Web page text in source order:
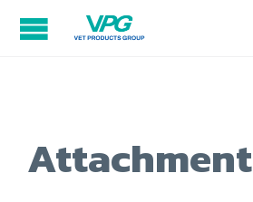
Attachment